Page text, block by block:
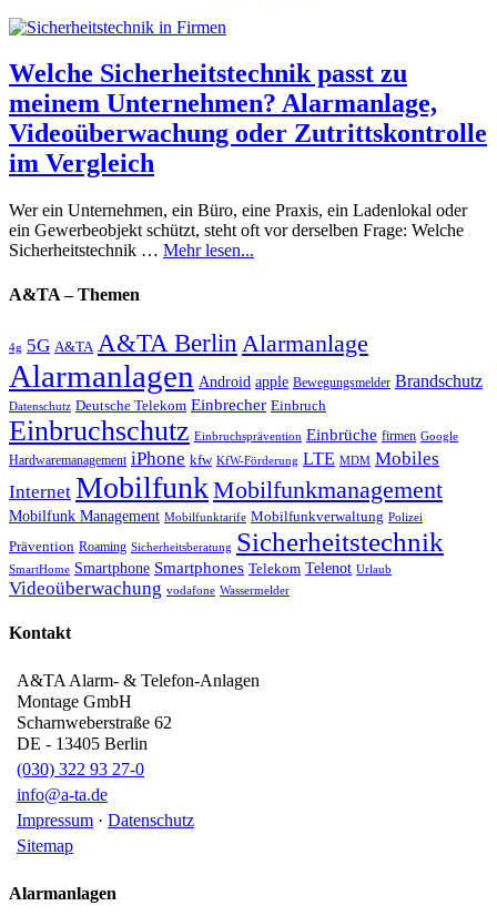
Welche Sicherheitstechnik passt zu
meinem Unternehmen? Alarmanlage,
Videoüberwachung oder Zutrittskontrolle
im Vergleich
Wer ein Unternehmen, ein Büro, eine Praxis, ein Ladenlokal oder
ein Gewerbeobjekt schützt, steht oft vor derselben Frage: Welche
Sicherheitstechnik … Mehr lesen...
A&TA – Themen
4g 5G A&TA A&TA Berlin Alarmanlage
Alarmanlagen Android apple Bewegungsmelder Brandschutz
Datenschutz Deutsche Telekom Einbrecher Einbruch
Einbruchschutz Einbruchsprävention Einbrüche firmen Google
Hardwaremanagement iPhone kfw KfW-Förderung LTE MDM Mobiles
Internet MobilfunkMobilfunkmanagement
Mobilfunk Management Mobilfunktarife Mobilfunkverwaltung Polizei
Prävention Roaming Sicherheitsberatung Sicherheitstechnik
SmartHome Smartphone Smartphones Telekom Telenot Urlaub
Videoüberwachung vodafone Wassermelder
Kontakt
A&TA Alarm- & Telefon-Anlagen
Montage GmbH
Scharnweberstraße 62
DE - 13405 Berlin
(030) 322 93 27-0
info@a-ta.de
Impressum · Datenschutz
Sitemap
Alarmanlagen